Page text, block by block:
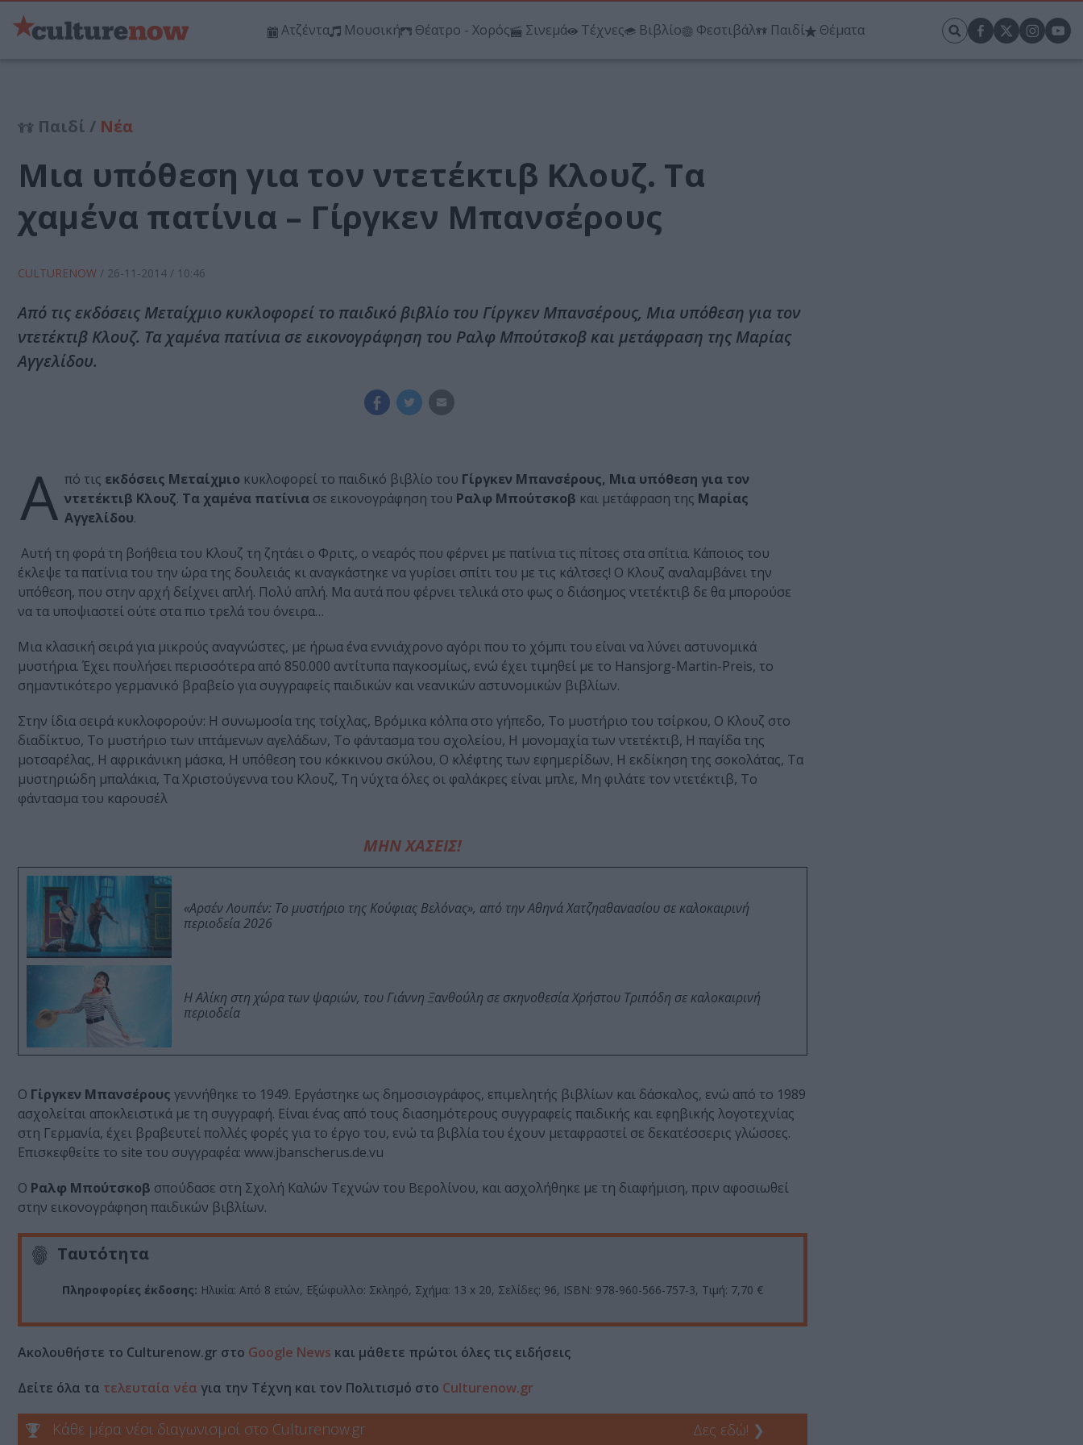
Ατζέντα Μουσική Θέατρο - Χορός Σινεμά Τέχνες Βιβλίο Φεστιβάλ Παιδί Θέματα
Παιδί / Νέα
Μια υπόθεση για τον ντετέκτιβ Κλουζ. Τα
χαμένα πατίνια – Γίργκεν Μπανσέρους
CULTURENOW / 26-11-2014 / 10:46
Από τις εκδόσεις Μεταίχμιο κυκλοφορεί το παιδικό βιβλίο του Γίργκεν Μπανσέρους, Μια υπόθεση για τον
ντετέκτιβ Κλουζ. Τα χαμένα πατίνια σε εικονογράφηση του Ραλφ Μπούτσκοβ και μετάφραση της Μαρίας
Αγγελίδου.
Α πό τις εκδόσεις Μεταίχμιο κυκλοφορεί το παιδικό βιβλίο του Γίργκεν Μπανσέρους, Μια υπόθεση για τον
ντετέκτιβ Κλουζ. Τα χαμένα πατίνια σε εικονογράφηση του Ραλφ Μπούτσκοβ και μετάφραση της Μαρίας
Αγγελίδου.
Αυτή τη φορά τη βοήθεια του Κλουζ τη ζητάει ο Φριτς, ο νεαρός που φέρνει με πατίνια τις πίτσες στα σπίτια. Κάποιος του
έκλεψε τα πατίνια του την ώρα της δουλειάς κι αναγκάστηκε να γυρίσει σπίτι του με τις κάλτσες! Ο Κλουζ αναλαμβάνει την
υπόθεση, που στην αρχή δείχνει απλή. Πολύ απλή. Μα αυτά που φέρνει τελικά στο φως ο διάσημος ντετέκτιβ δε θα μπορούσε
να τα υποψιαστεί ούτε στα πιο τρελά του όνειρα…
Μια κλασική σειρά για μικρούς αναγνώστες, με ήρωα ένα εννιάχρονο αγόρι που το χόμπι του είναι να λύνει αστυνομικά
μυστήρια. Έχει πουλήσει περισσότερα από 850.000 αντίτυπα παγκοσμίως, ενώ έχει τιμηθεί με το Hansjorg-Martin-Preis, το
σημαντικότερο γερμανικό βραβείο για συγγραφείς παιδικών και νεανικών αστυνομικών βιβλίων.
Στην ίδια σειρά κυκλοφορούν: Η συνωμοσία της τσίχλας, Βρόμικα κόλπα στο γήπεδο, Το μυστήριο του τσίρκου, Ο Κλουζ στο
διαδίκτυο, Το μυστήριο των ιπτάμενων αγελάδων, Το φάντασμα του σχολείου, Η μονομαχία των ντετέκτιβ, Η παγίδα της
μοτσαρέλας, Η αφρικάνικη μάσκα, Η υπόθεση του κόκκινου σκύλου, Ο κλέφτης των εφημερίδων, Η εκδίκηση της σοκολάτας, Τα
μυστηριώδη μπαλάκια, Τα Χριστούγεννα του Κλουζ, Τη νύχτα όλες οι φαλάκρες είναι μπλε, Μη φιλάτε τον ντετέκτιβ, Το
φάντασμα του καρουσέλ
ΜΗΝ ΧΑΣΕΙΣ!
«Αρσέν Λουπέν: Το μυστήριο της Κούφιας Βελόνας», από την Αθηνά Χατζηαθανασίου σε καλοκαιρινή
περιοδεία 2026
Η Αλίκη στη χώρα των ψαριών, του Γιάννη Ξανθούλη σε σκηνοθεσία Χρήστου Τριπόδη σε καλοκαιρινή
περιοδεία
Ο Γίργκεν Μπανσέρους γεννήθηκε το 1949. Εργάστηκε ως δημοσιογράφος, επιμελητής βιβλίων και δάσκαλος, ενώ από το 1989
ασχολείται αποκλειστικά με τη συγγραφή. Είναι ένας από τους διασημότερους συγγραφείς παιδικής και εφηβικής λογοτεχνίας
στη Γερμανία, έχει βραβευτεί πολλές φορές για το έργο του, ενώ τα βιβλία του έχουν μεταφραστεί σε δεκατέσσερις γλώσσες.
Επισκεφθείτε το site του συγγραφέα: www.jbanscherus.de.vu
Ο Ραλφ Μπούτσκοβ σπούδασε στη Σχολή Καλών Τεχνών του Βερολίνου, και ασχολήθηκε με τη διαφήμιση, πριν αφοσιωθεί
στην εικονογράφηση παιδικών βιβλίων.
Ταυτότητα
Πληροφορίες έκδοσης: Ηλικία: Από 8 ετών, Εξώφυλλο: Σκληρό, Σχήμα: 13 x 20, Σελίδες: 96, ISBN: 978-960-566-757-3, Τιμή: 7,70 €
Ακολουθήστε το Culturenow.gr στο Google News και μάθετε πρώτοι όλες τις ειδήσεις
Δείτε όλα τα τελευταία νέα για την Τέχνη και τον Πολιτισμό στο Culturenow.gr
Κάθε μέρα νέοι διαγωνισμοί στο Culturenow.gr Δες εδώ! ❯